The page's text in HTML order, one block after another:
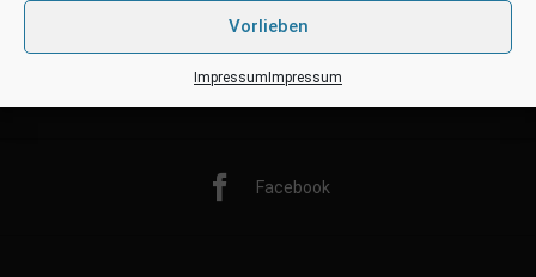
Vorlieben
ImpressumImpressum
Twitter
Facebook